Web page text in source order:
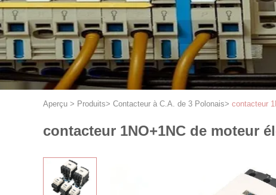
Aperçu > Produits> Contacteur à C.A. de 3 Polonais> contacteur
contacteur 1NO+1NC de moteur